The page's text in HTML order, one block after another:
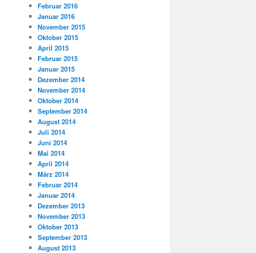
Februar 2016
Januar 2016
November 2015
Oktober 2015
April 2015
Februar 2015
Januar 2015
Dezember 2014
November 2014
Oktober 2014
September 2014
August 2014
Juli 2014
Juni 2014
Mai 2014
April 2014
März 2014
Februar 2014
Januar 2014
Dezember 2013
November 2013
Oktober 2013
September 2013
August 2013